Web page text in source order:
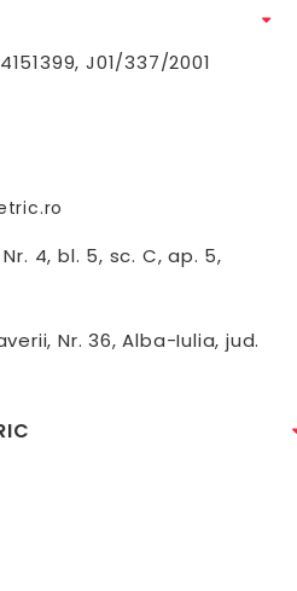
J01/337/2001
4, bl. 5, sc. C, ap. 5,
Nr. 36, Alba-Iulia, jud.